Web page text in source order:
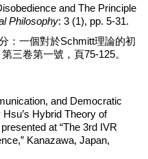
and The Principle
Philosophy: 3 (1), pp. 5-31.
：一個對於Schmitt理論的初
三卷第一號，頁75-125。
and Democratic
Hybrid Theory of
at “The 3rd IVR
Kanazawa, Japan,